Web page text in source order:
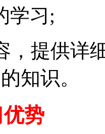
学习;
，提供详
知识。
势